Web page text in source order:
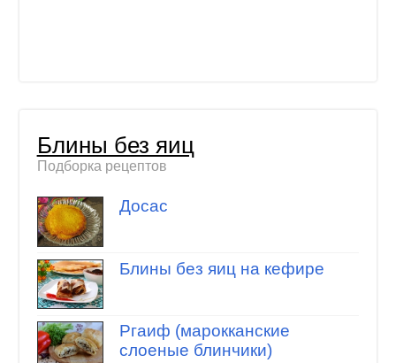
Блины без яиц
Подборка рецептов
Досас
Блины без яиц на кефире
Ргаиф (марокканские
слоеные блинчики)